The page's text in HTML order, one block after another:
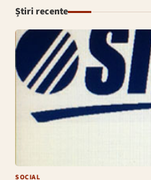
Știri recente
SOCIAL